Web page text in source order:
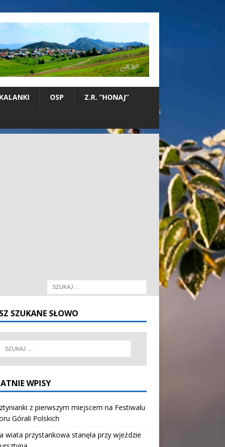
OSP Z.R. “HONAJ”
SZUKANE SŁOWO
WPISY
z pierwszym miejscem na Festiwalu
Górali Polskich
wiata przystankowa stanęła przy wjeździe